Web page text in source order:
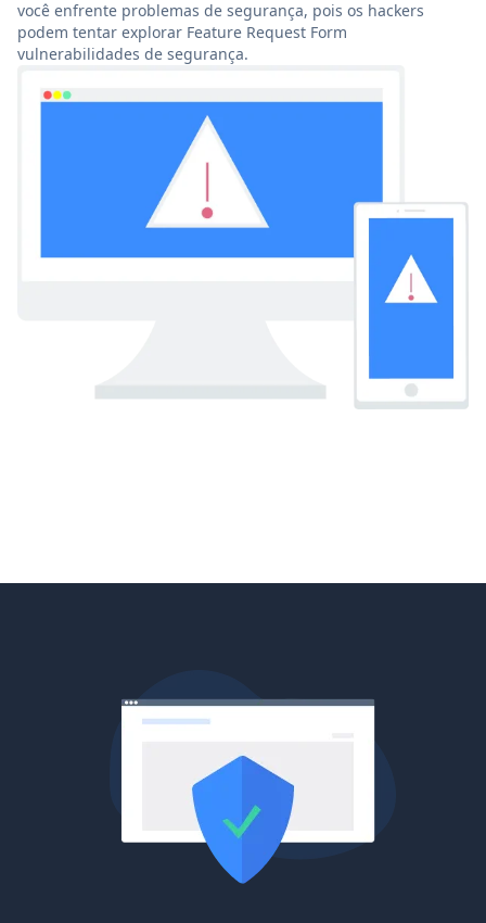
você enfrente problemas de segurança, pois os hackers
podem tentar explorar Feature Request Form
vulnerabilidades de segurança.